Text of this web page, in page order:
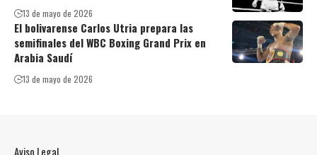
13 de mayo de 2026
El bolivarense Carlos Utria prepara las
semifinales del WBC Boxing Grand Prix en
Arabia Saudí
13 de mayo de 2026
Aviso Legal